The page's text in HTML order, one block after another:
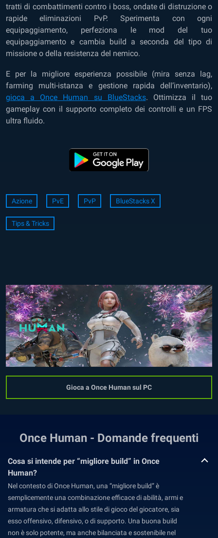
tratti di combattimenti contro i boss, ondate di distruzione o
rapide eliminazioni PvP. Sperimenta con ogni
equipaggiamento, perfeziona le mod del tuo
equipaggiamento e cambia build a seconda del tipo di
missione o della resistenza del nemico.
E per la migliore esperienza possibile (mira senza lag,
farming multi-istanza e gestione rapida dell’inventario),
gioca a Once Human su BlueStacks. Ottimizza il tuo
gameplay con il supporto completo dei controlli e un FPS
ultra fluido.
Azione PvE PvP BlueStacks X
Tips & Tricks
Gioca a Once Human sul PC
Once Human - Domande frequenti
Cosa si intende per “migliore build” in Once
Human?
Nel contesto di Once Human, una “migliore build” è
semplicemente una combinazione efficace di abilità, armi e
armatura che si adatta allo stile di gioco del giocatore, sia
esso offensivo, difensivo, o di supporto. Una buona build
non è solo potente, ma anche bilanciata e sostenibile nel